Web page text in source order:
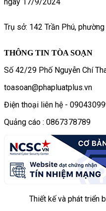
ngày 17/9/2024
Trụ sở: 142 Trần Phú,
THÔNG TIN TÒA SOẠN
Số 42/29 Phố Nguyễn Chí
toasoan@phapluatplus.vn
Điện thoại liên hệ -
Quảng cáo : 0867378789
Thiết kế và phát triển